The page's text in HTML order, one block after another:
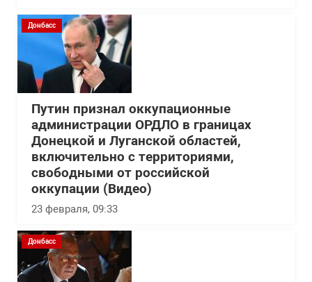
Донбасс
Путин признал оккупационные
администрации ОРДЛО в границах
Донецкой и Луганской областей,
включительно с территориями,
свободными от российской
оккупации (Видео)
23 февраля, 09:33
Донбасс